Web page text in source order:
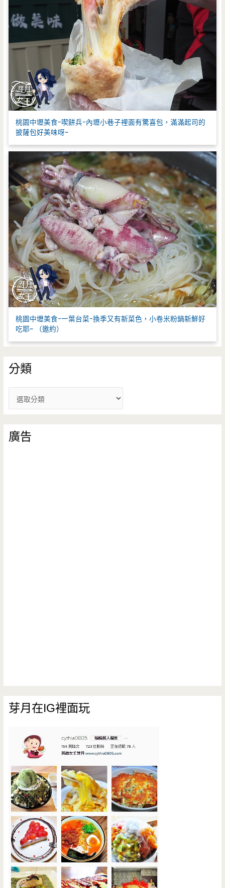
桃園中壢美食-喫餅兵-內壢小巷子裡面有驚喜包，滿滿起司的
披薩包好美味呀~
桃園中壢美食-一葉台菜-換季又有新菜色，小卷米粉鍋新鮮好
吃耶~ （邀約）
分類
類
廣告
芽月在IG裡面玩